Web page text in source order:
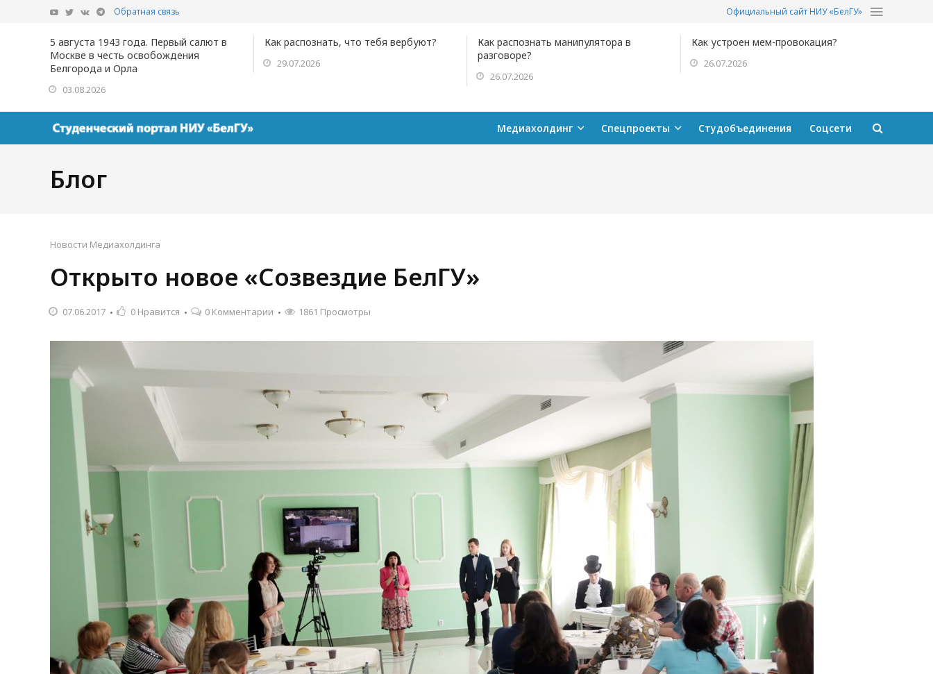
Обратная связь Официальный сайт НИУ «БелГУ»
5 августа 1943 года. Первый салют в
Москве в честь освобождения
Белгорода и Орла
03.08.2026
Как распознать, что тебя вербуют?
29.07.2026
Как распознать манипулятора в
разговоре?
26.07.2026
Как устроен мем-провокация?
26.07.2026
Медиахолдинг Спецпроекты Студобъединения Соцсети
Блог
Новости Медиахолдинга
Открыто новое «Созвездие БелГУ»
07.06.2017 0 Нравится 0 Комментарии 1861 Просмотры